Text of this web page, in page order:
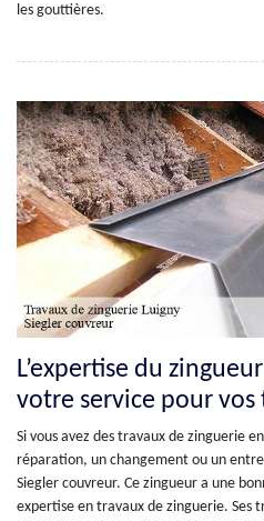
les gouttières.
L’expertise du
votre service pour vos
Si vous avez des travaux de zinguerie
réparation, un changement ou un
Siegler couvreur. Ce zingueur a une
expertise en travaux de zinguerie. Ses